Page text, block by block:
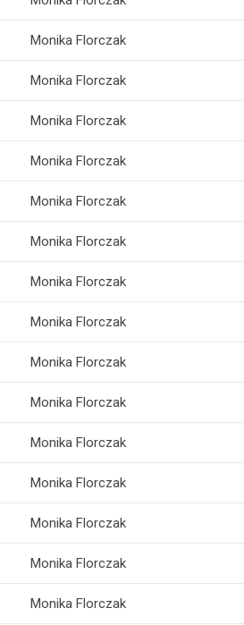
Monika Florczak
Monika Florczak
Monika Florczak
Monika Florczak
Monika Florczak
Monika Florczak
Monika Florczak
Monika Florczak
Monika Florczak
Monika Florczak
Monika Florczak
Monika Florczak
Monika Florczak
Monika Florczak
Monika Florczak